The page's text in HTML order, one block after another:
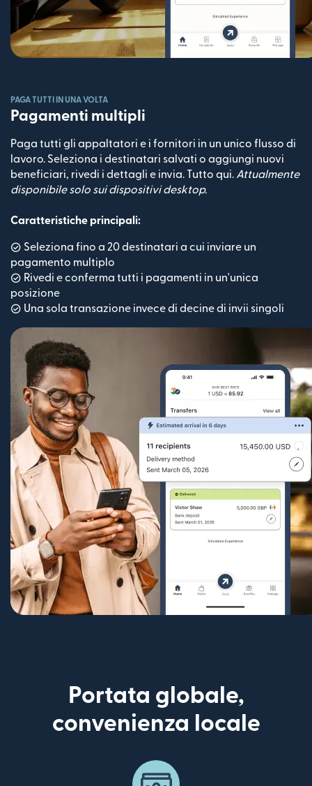
PAGA TUTTI IN UNA VOLTA
Pagamenti multipli
Paga tutti gli appaltatori e i fornitori in un unico flusso di
lavoro. Seleziona i destinatari salvati o aggiungi nuovi
beneficiari, rivedi i dettagli e invia. Tutto qui. Attualmente
disponibile solo sui dispositivi desktop.
Caratteristiche principali:
Seleziona fino a 20 destinatari a cui inviare un
pagamento multiplo
Rivedi e conferma tutti i pagamenti in un'unica
posizione
Una sola transazione invece di decine di invii singoli
Portata globale,
convenienza locale